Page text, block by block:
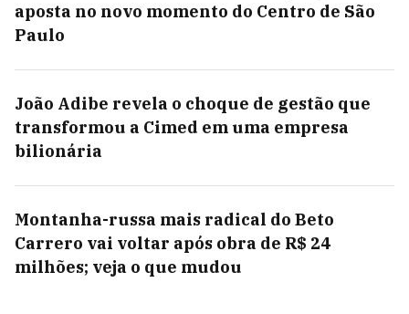
aposta no novo momento do Centro de São
Paulo
João Adibe revela o choque de gestão que
transformou a Cimed em uma empresa
bilionária
Montanha-russa mais radical do Beto
Carrero vai voltar após obra de R$ 24
milhões; veja o que mudou